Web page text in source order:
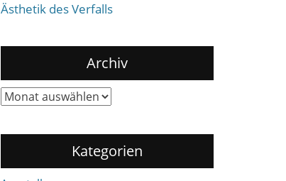
Ästhetik des Verfalls
Archiv
Archiv
Kategorien